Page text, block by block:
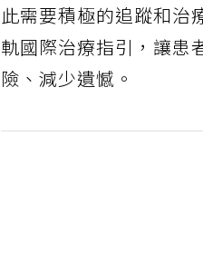
此需要積極的追蹤和治
軌國際治療指引，讓患
險、減少遺憾。